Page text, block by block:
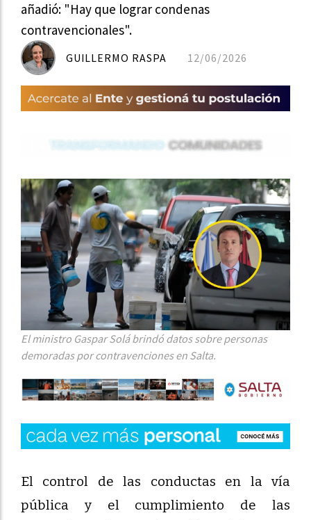
añadió: "Hay que lograr condenas
contravencionales".
12/06/2026
GUILLERMO RASPA
El ministro Gaspar Solá brindó datos sobre personas
demoradas por contravenciones en Salta.
El control de las conductas en la vía
pública y el cumplimiento de las